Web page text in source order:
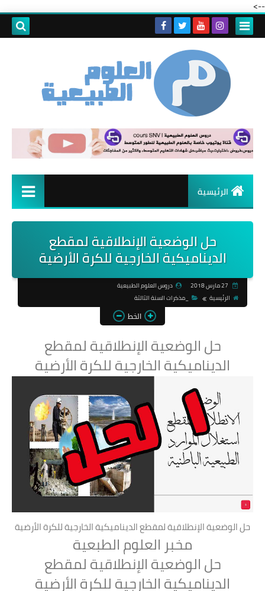
-->
الرئيسية
حل الوضعية الإنطلاقية لمقطع
الديناميكية الخارجية للكرة الأرضية
دروس العلوم الطبيعية
الرئيسية
_مذكرات السنة الثالثة
الخط
حل الوضعية الإنطلاقية لمقطع
الديناميكية الخارجية للكرة الأرضية
حل الوضعية الإنطلاقية لمقطع الديناميكية الخارجية للكرة الأرضية
مخبر العلوم الطبعية
حل الوضعية الإنطلاقية لمقطع
الديناميكية الخارجية للكرة الأرضية